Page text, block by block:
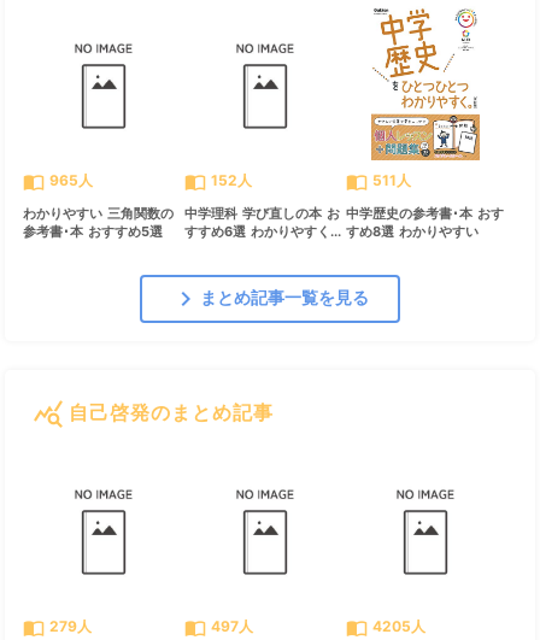
import_contacts 965人
わかりやすい 三角関数の
参考書･本 おすすめ5選
import_contacts 152人
中学理科 学び直しの本 お
すすめ6選 わかりやすく...
import_contacts 511人
中学歴史の参考書･本 おす
すめ8選 わかりやすい
chevron_right まとめ記事一覧を見る
query_stats 自己啓発のまとめ記事
import_contacts 279人 import_contacts 497人 import_contacts 4205人